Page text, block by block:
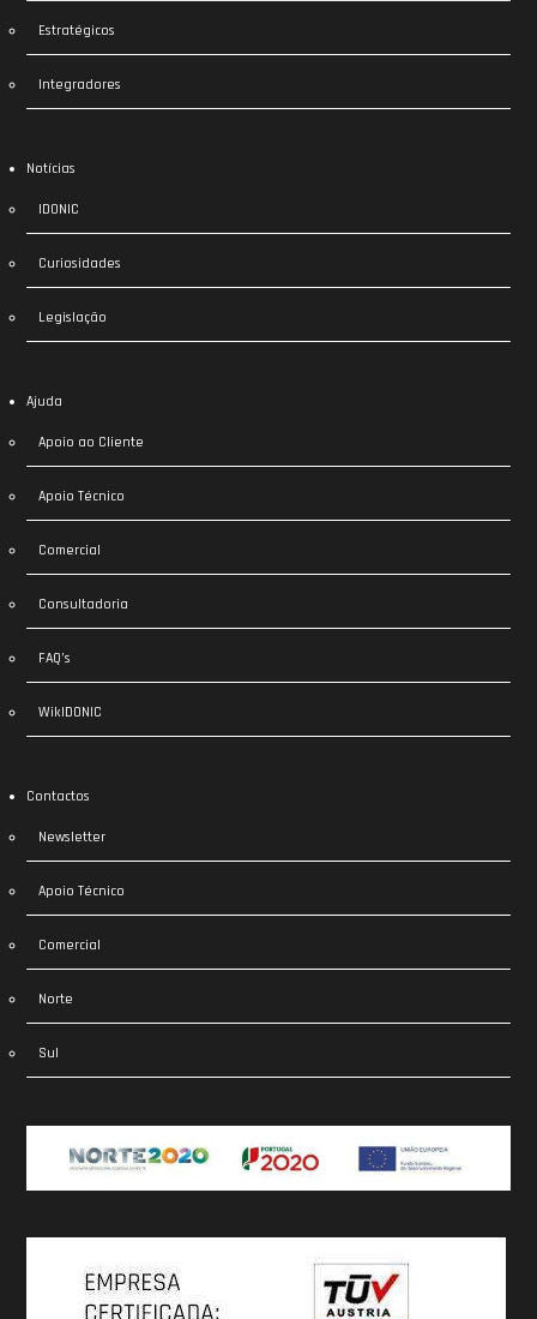
Estratégicos
Integradores
Notícias
IDONIC
Curiosidades
Legislação
Ajuda
Apoio ao Cliente
Apoio Técnico
Comercial
Consultadoria
FAQ’s
WikIDONIC
Contactos
Newsletter
Apoio Técnico
Comercial
Norte
Sul